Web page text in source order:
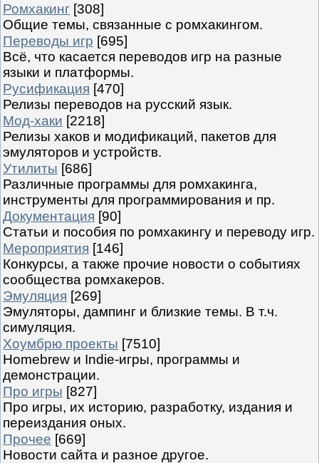
Ромхакинг [308]
Общие темы, связанные с ромхакингом.
Переводы игр [695]
Всё, что касается переводов игр на разные
языки и платформы.
Русификация [470]
Релизы переводов на русский язык.
Мод-хаки [2218]
Релизы хаков и модификаций, пакетов для
эмуляторов и устройств.
Утилиты [686]
Различные программы для ромхакинга,
инструменты для программирования и пр.
Документация [90]
Статьи и пособия по ромхакингу и переводу игр.
Мероприятия [146]
Конкурсы, а также прочие новости о событиях
сообщества ромхакеров.
Эмуляция [269]
Эмуляторы, дампинг и близкие темы. В т.ч.
симуляция.
Хоумбрю проекты [7510]
Homebrew и Indie-игры, программы и
демонстрации.
Про игры [827]
Про игры, их историю, разработку, издания и
переиздания оных.
Прочее [669]
Новости сайта и разное другое.